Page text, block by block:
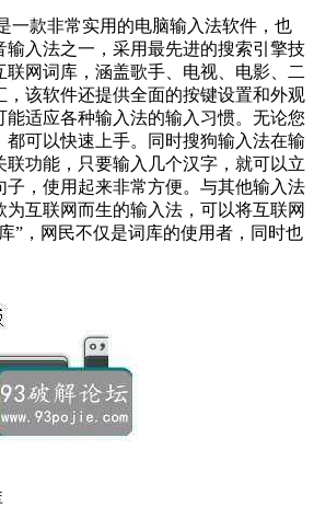
一款非常实用的电脑输入法软件，也
输入法之一，采用最先进的搜索引擎技
网词库，涵盖歌手、电视、电影、二
，该软件还提供全面的按键设置和外观
能适应各种输入法的输入习惯。无论您
都可以快速上手。同时搜狗输入法在输
联功能，只要输入几个汉字，就可以立
子，使用起来非常方便。与其他输入法
互联网而生的输入法，可以将互联网
”，网民不仅是词库的使用者，同时也